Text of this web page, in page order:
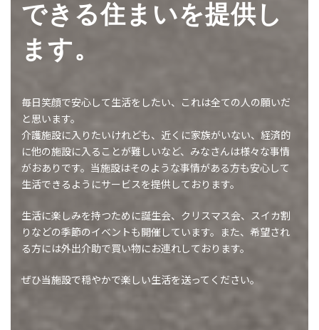
できる住まいを提供し
ます。
毎日笑顔で安心して生活をしたい、これは全ての人の願いだ
と思います。
介護施設に入りたいけれども、近くに家族がいない、経済的
に他の施設に入ることが難しいなど、みなさんは様々な事情
がおありです。当施設はそのような事情がある方も安心して
生活できるようにサービスを提供しております。
生活に楽しみを持つために誕生会、クリスマス会、スイカ割
りなどの季節のイベントも開催しています。また、希望され
る方には外出介助で買い物にお連れしております。
ぜひ当施設で穏やかで楽しい生活を送ってください。